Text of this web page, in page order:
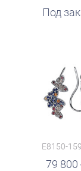
Под
руб.
E8150-
79 800